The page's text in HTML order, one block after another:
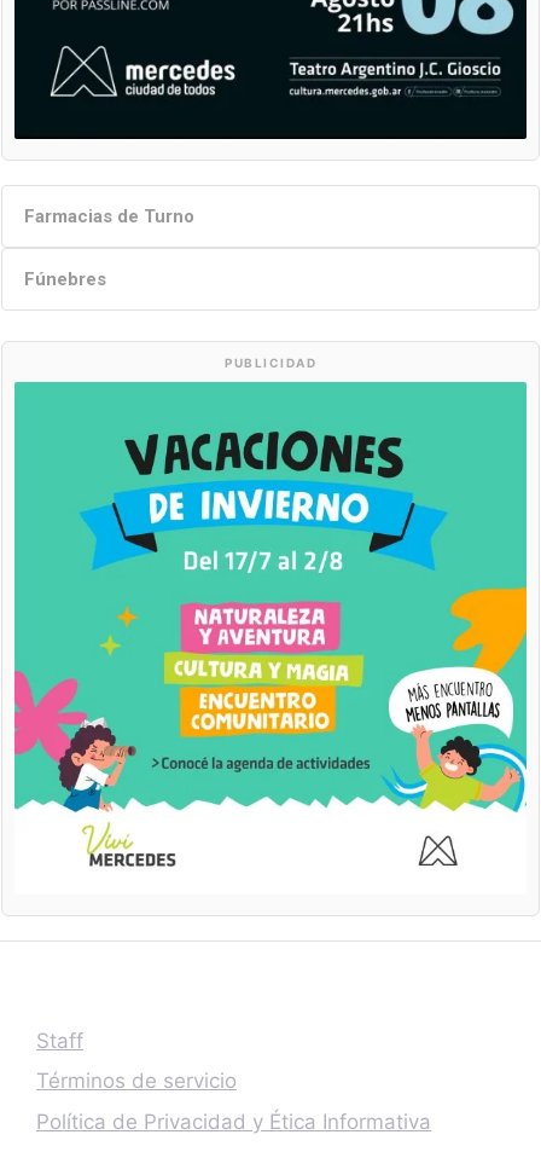
Farmacias de Turno
Fúnebres
PUBLICIDAD
Staff
Términos de servicio
Política de Privacidad y Ética Informativa